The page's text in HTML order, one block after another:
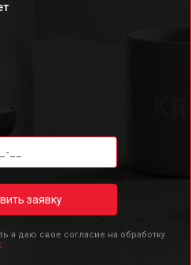
заявку
я даю свое согласие на обработку